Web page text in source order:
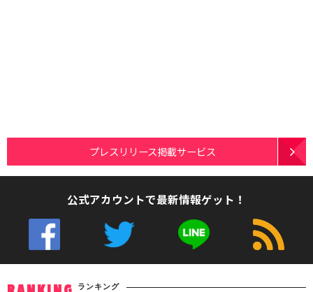
プレスリリース掲載サービス
公式アカウントで最新情報ゲット！
ランキング